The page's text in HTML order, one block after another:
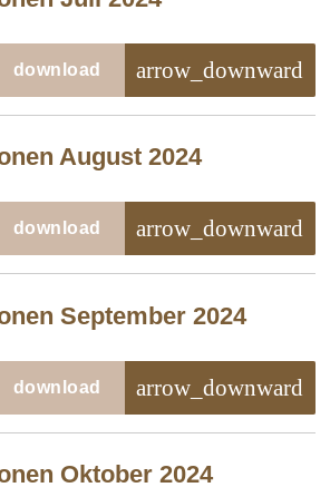
download
arrow_downward
August 2024
download
arrow_downward
September 2024
download
arrow_downward
Oktober 2024